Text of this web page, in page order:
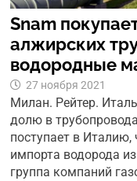
Snam
алжирских
водородные
27 ноября 2021
Милан. Рейтер.
долю в
поступает в
импорта водорода
группа компаний